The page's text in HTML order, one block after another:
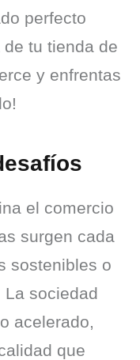
perfecto
tu tienda de
y enfrentas
el comercio
surgen cada
sostenibles o
La sociedad
acelerado,
que